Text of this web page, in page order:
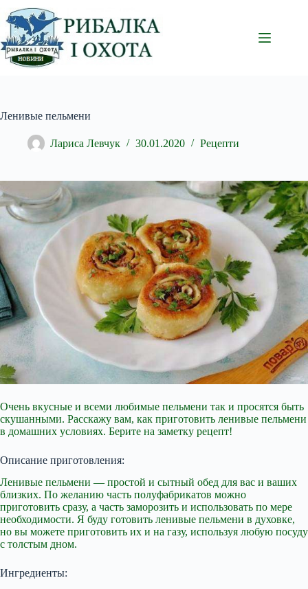
Перейти
до
вмісту
Ленивые пельмени
Лариса Левчук 30.01.2020 Рецепти
Очень вкусные и всеми любимые пельмени так и просятся быть
скушанными. Расскажу вам, как приготовить ленивые пельмени
в домашних условиях. Берите на заметку рецепт!
Описание приготовления:
Ленивые пельмени — простой и сытный обед для вас и ваших
близких. По желанию часть полуфабрикатов можно
приготовить сразу, а часть заморозить и использовать по мере
необходимости. Я буду готовить ленивые пельмени в духовке,
но вы можете приготовить их и на газу, используя любую посуду
с толстым дном.
Ингредиенты: